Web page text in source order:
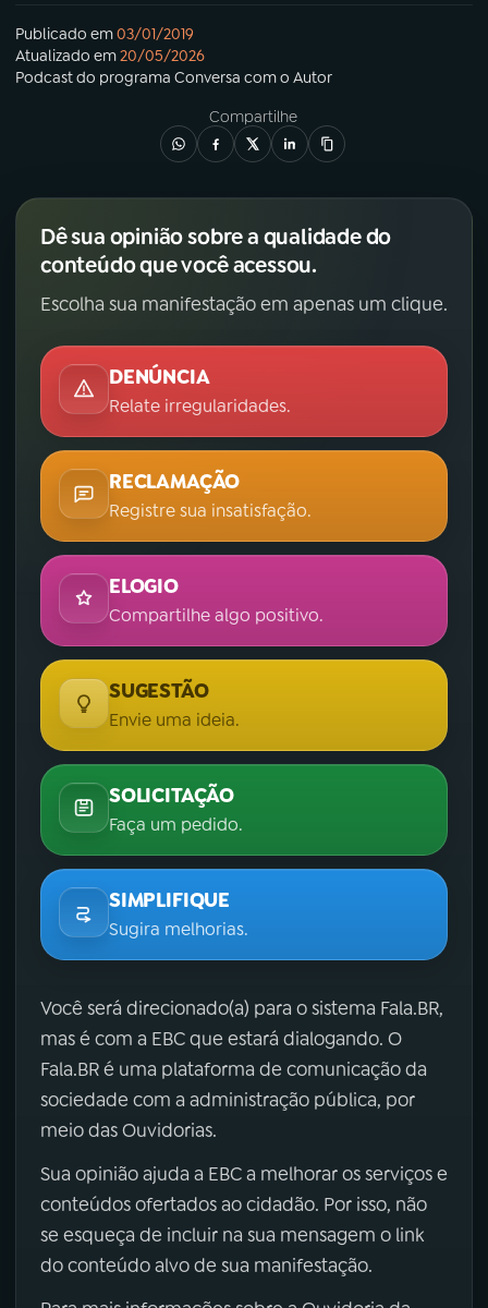
Publicado em03/01/2019
Atualizado em20/05/2026
Podcastdo programa Conversa com o Autor
Compartilhe
Dê sua opinião sobre a qualidade do
conteúdo que você acessou.
Escolha sua manifestação em apenas um clique.
DENÚNCIA
Relate irregularidades.
RECLAMAÇÃO
Registre sua insatisfação.
ELOGIO
Compartilhe algo positivo.
SUGESTÃO
Envie uma ideia.
SOLICITAÇÃO
Faça um pedido.
SIMPLIFIQUE
Sugira melhorias.
Você será direcionado(a) para o sistema Fala.BR,
mas é com a EBC que estará dialogando. O
Fala.BR é uma plataforma de comunicação da
sociedade com a administração pública, por
meio das Ouvidorias.
Sua opinião ajuda a EBC a melhorar os serviços e
conteúdos ofertados ao cidadão. Por isso, não
se esqueça de incluir na sua mensagem o link
do conteúdo alvo de sua manifestação.